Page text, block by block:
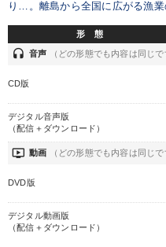
り…。離島から全国に広がる漁
形 態
headset 音声 （どの形態でも内容は同じで
CD版
デジタル音声版
（配信＋ダウンロード）
ondemand_video 動画 （どの形態でも内容は同じで
DVD版
デジタル動画版
（配信＋ダウンロード）